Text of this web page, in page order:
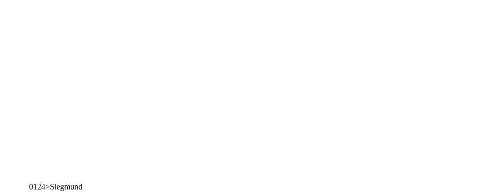
0124>Siegmund